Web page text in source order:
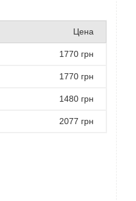
Цена
1770 грн
1770 грн
1480 грн
2077 грн